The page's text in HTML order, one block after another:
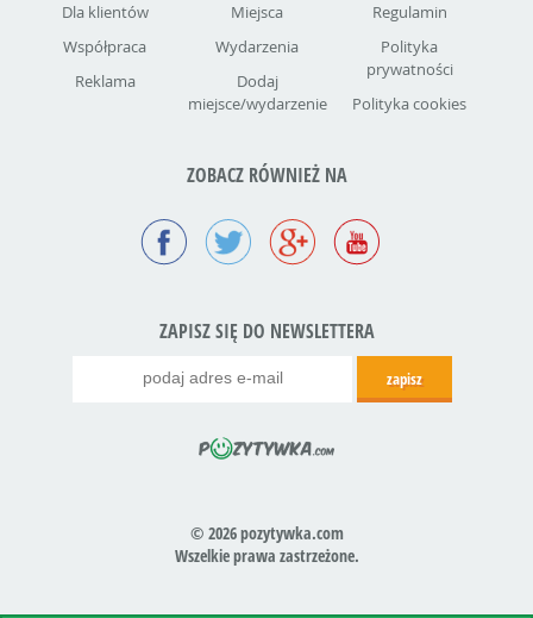
Dla klientów
Współpraca
Reklama
Miejsca
Wydarzenia
Dodaj
miejsce/wydarzenie
Regulamin
Polityka
prywatności
Polityka cookies
ZOBACZ RÓWNIEŻ NA
ZAPISZ SIĘ DO NEWSLETTERA
© 2026 pozytywka.com
Wszelkie prawa zastrzeżone.